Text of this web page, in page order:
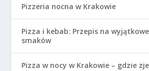
Pizzeria nocna w Krakowie
Pizza i kebab: Przepis na
smaków
Pizza w nocy w Krakowie – gdzie